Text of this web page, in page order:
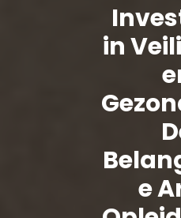
in
e